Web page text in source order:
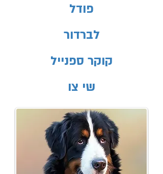
פודל
לברדור
קוקר ספנייל
שי צו